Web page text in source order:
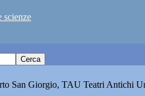
scienze
San Giorgio, TAU Teatri Antichi